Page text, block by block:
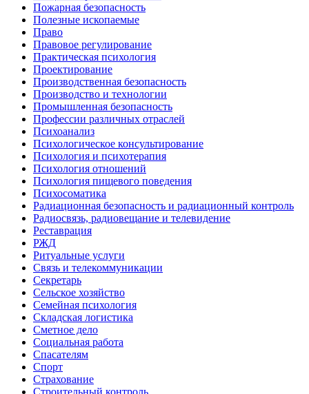
Пожарная безопасность
Полезные ископаемые
Право
Правовое регулирование
Практическая психология
Проектирование
Производственная безопасность
Производство и технологии
Промышленная безопасность
Профессии различных отраслей
Психоанализ
Психологическое консультирование
Психология и психотерапия
Психология отношений
Психология пищевого поведения
Психосоматика
Радиационная безопасность и радиационный контроль
Радиосвязь, радиовещание и телевидение
Реставрация
РЖД
Ритуальные услуги
Связь и телекоммуникации
Секретарь
Сельское хозяйство
Семейная психология
Складская логистика
Сметное дело
Социальная работа
Спасателям
Спорт
Страхование
Строительный контроль